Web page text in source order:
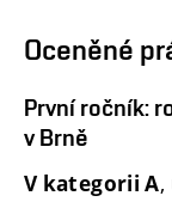
Oceněné
První ročník:
v Brně
V kategorii A